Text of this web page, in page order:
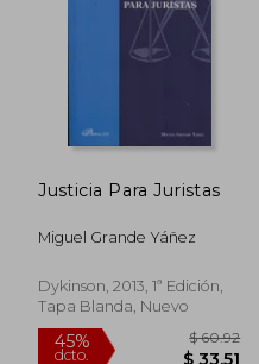
Justicia Para Juristas
Miguel Grande Yáñez
Dykinson, 2013, 1ª Edición,
Tapa Blanda, Nuevo